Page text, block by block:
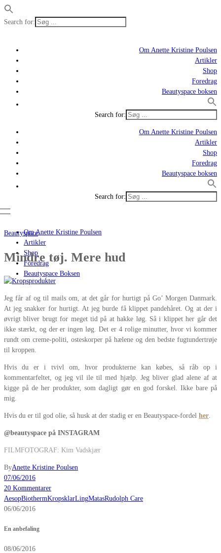
Search for:
Om Anette Kristine Poulsen
Artikler
Shop
Foredrag
Beautyspace boksen
Search for:
Om Anette Kristine Poulsen
Artikler
Shop
Foredrag
Beautyspace boksen
Search for:
Om Anette Kristine Poulsen
Artikler
Shop
Foredrag
Beautyspace Boksen
Beautyspace
Mindre tøj. Mere hud
Jeg får af og til mails om, at det går for hurtigt på Go’ Morgen Danmark.
At jeg snakker for hurtigt. At jeg burde få klippet pandehåret. Og at der i
øvrigt bliver brugt for meget tid på at hakke løg. Så i klippet her går det
ikke stærkt, og der er ingen løg. Det er 4 rolige minutter, hvor vi kommer
rundt om creme-politi, osteskorper på hælene og den bedste fugtundertrøje
til kroppen.
Hvis du er i tvivl om, hvor produkterne kan købes, så råb op i
kommentarfeltet, og jeg vil ile til med hjælp. Jeg bliver glad alene af at
kigge på de her produkter, som dagligt gør en god forskel. Ikke bare på
mig.
Hvis du er til god olie, så husk at der stadig er en Beautyspace-fordel her.
@beautyspace på INSTAGRAM
FILMFOTOGRAF: Kim Vadskjær
ByAnette Kristine Poulsen
07/06/2016
20 Kommentarer
AesopBiothermKropsklarLingMatasRudolph Care
06/06/2016
En anbefaling
08/06/2016